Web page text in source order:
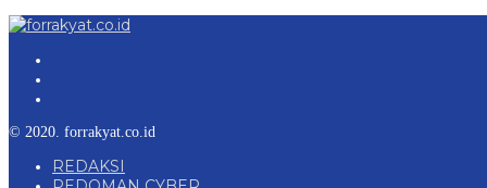
© 2020. forrakyat.co.id
REDAKSI